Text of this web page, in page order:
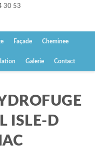
30 53
Façade Cheminee
Galerie Contact
ISLE-D